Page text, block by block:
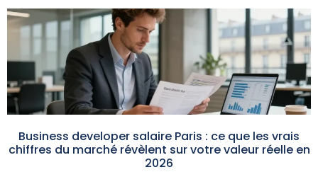
Business developer salaire Paris : ce que les vrais
chiffres du marché révèlent sur votre valeur réelle en
2026